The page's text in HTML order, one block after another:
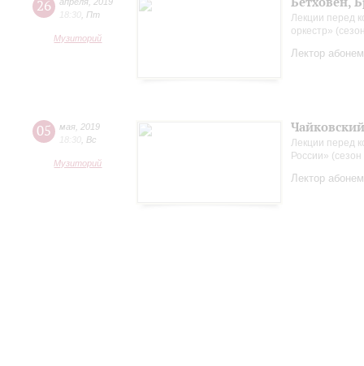
26
18:30 Пт
Музиторий
Лекции перед
оркестр»
Лектор
05 мая 2019
18:30 Вс
Музиторий
Лекции перед
России»
Лектор